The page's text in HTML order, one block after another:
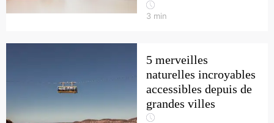
3 min
5 merveilles
naturelles incroyables
accessibles depuis de
grandes villes